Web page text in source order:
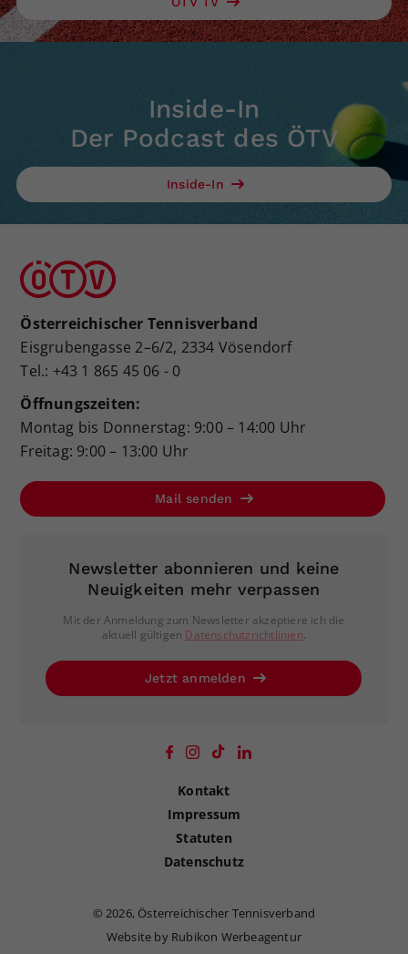
Inside-In
Der Podcast des ÖTV
Inside-In
Österreichischer Tennisverband
Eisgrubengasse 2–6/2, 2334 Vösendorf
Tel.: +43 1 865 45 06 - 0
Öffnungszeiten:
Montag bis Donnerstag: 9:00 – 14:00 Uhr
Freitag: 9:00 – 13:00 Uhr
Mail senden
Newsletter abonnieren und keine
Neuigkeiten mehr verpassen
Mit der Anmeldung zum Newsletter akzeptiere ich die
aktuell gültigen Datenschutzrichtlinien.
Jetzt anmelden
Kontakt
Impressum
Statuten
Datenschutz
©2026, Österreichischer Tennisverband
Website by Rubikon Werbeagentur